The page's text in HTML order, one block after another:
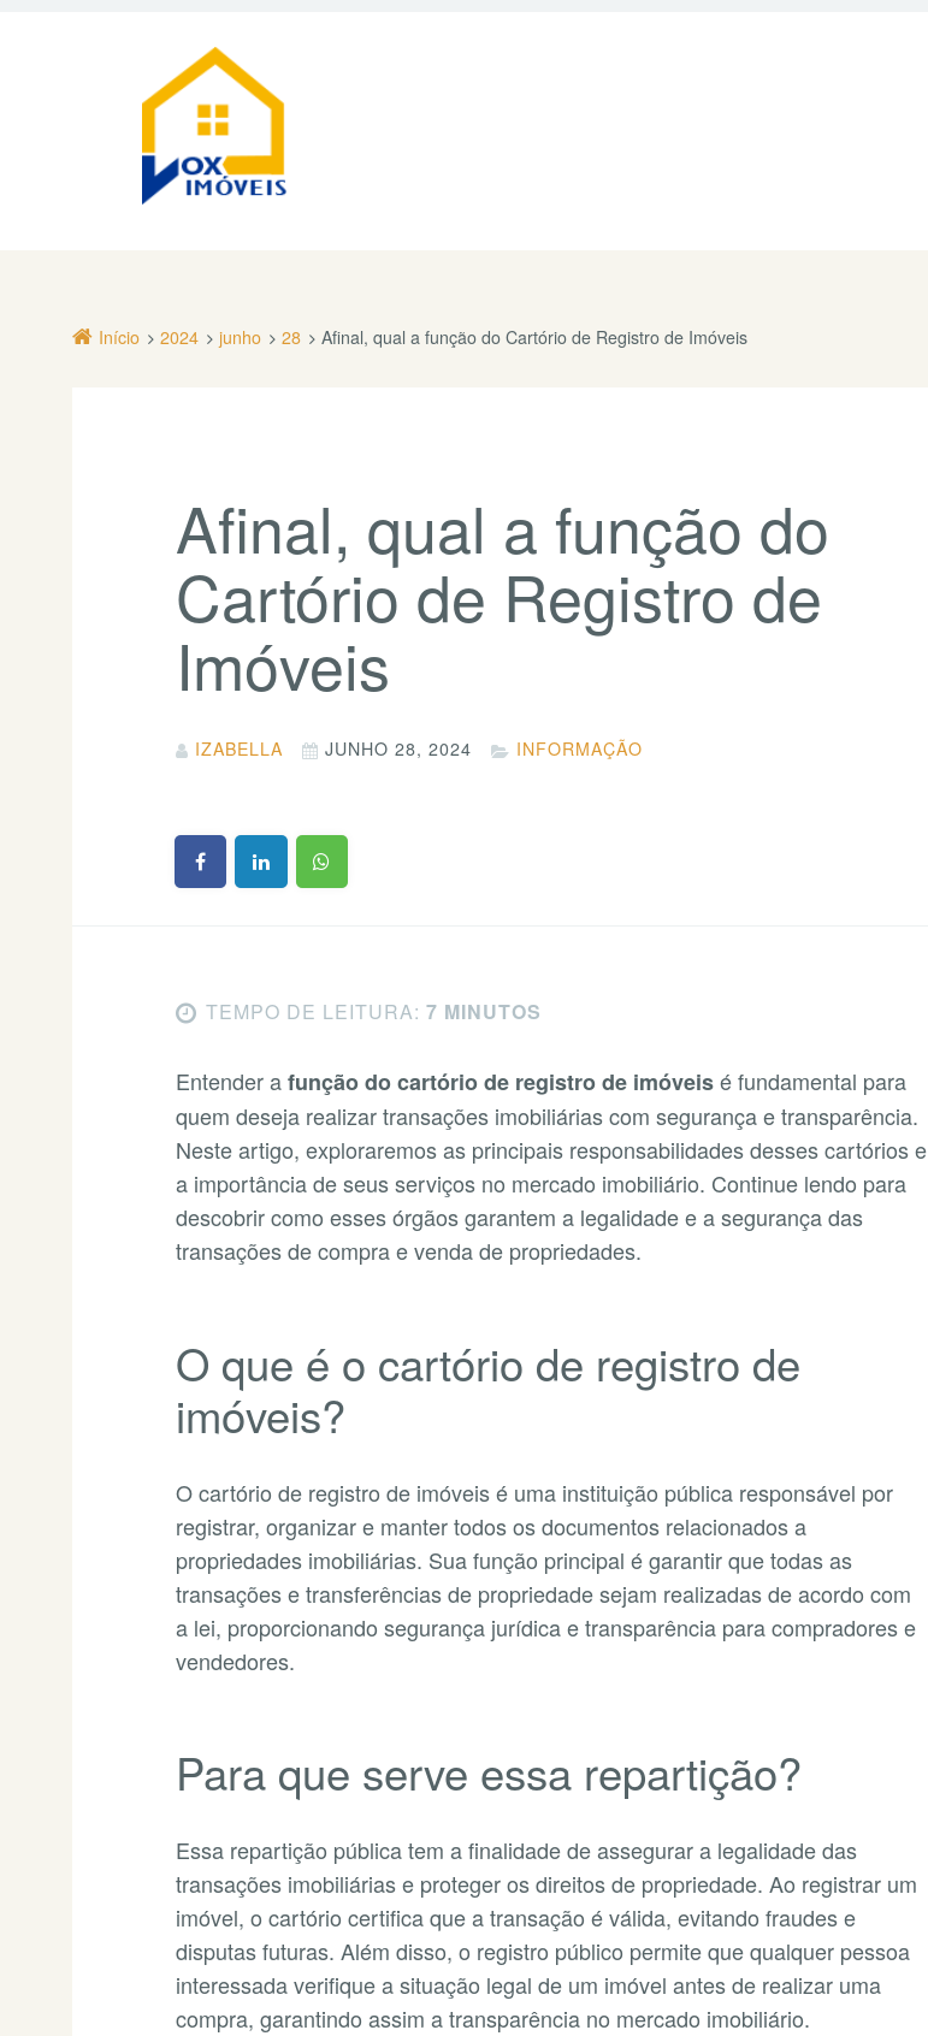
Início 2024 junho 28 Afinal, qual a função do Cartório de Registro de Imóveis
Afinal, qual a função do
Cartório de Registro de
Imóveis
IZABELLA JUNHO 28, 2024 INFORMAÇÃO
TEMPO DE LEITURA: 7 MINUTOS
Entender afunção do cartório de registro de imóveisé fundamental para
quem deseja realizar transações imobiliárias com segurança e transparência.
Neste artigo, exploraremos as principais responsabilidades desses cartórios e
a importância de seus serviços no mercado imobiliário. Continue lendo para
descobrir como esses órgãos garantem a legalidade e a segurança das
transações de compra e venda de propriedades.
O que é o cartório de registro de
imóveis?
O cartório de registro de imóveis é uma instituição pública responsável por
registrar, organizar e manter todos os documentos relacionados a
propriedades imobiliárias. Sua função principal é garantir que todas as
transações e transferências de propriedade sejam realizadas de acordo com
a lei, proporcionando segurança jurídica e transparência para compradores e
vendedores.
Para que serve essa repartição?
Essa repartição pública tem a finalidade de assegurar a legalidade das
transações imobiliárias e proteger os direitos de propriedade. Ao registrar um
imóvel, o cartório certifica que a transação é válida, evitando fraudes e
disputas futuras. Além disso, o registro público permite que qualquer pessoa
interessada verifique a situação legal de um imóvel antes de realizar uma
compra, garantindo assim a transparência no mercado imobiliário.